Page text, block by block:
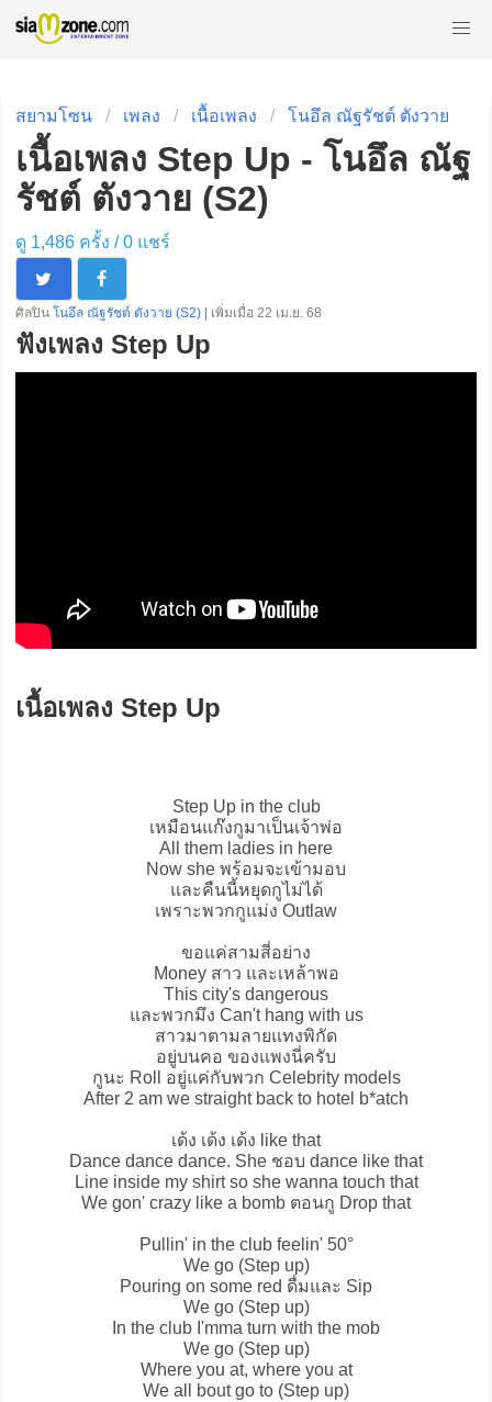
สยามโซน เพลง เนื้อเพลง โนอึล ณัฐรัชต์ ตังวาย
เนื้อเพลง Step Up - โนอึล ณัฐ
รัชต์ ตังวาย (S2)
ดู 1,486 ครั้ง /0แชร์
ศิลปิน โนอึล ณัฐรัชต์ ตังวาย (S2) | เพิ่มเมื่อ 22 เม.ย. 68
ฟังเพลง Step Up
เนื้อเพลง Step Up
Step Upin the club
เหมือนแก๊งกูมาเป็นเจ้าพ่อ
All them ladies in here
Now she พร้อมจะเข้ามอบ
และคืนนี้หยุดกูไม่ได้
เพราะพวกกูแม่ง Outlaw
ขอแค่สามสี่อย่าง
Money สาว และเหล้าพอ
This city's dangerous
และพวกมึง Can't hang with us
สาวมาตามลายแทงพิกัด
อยู่บนคอ ของแพงนี่ครับ
กูนะ Roll อยู่แค่กับพวก Celebrity models
After 2 am we straight back to hotel b*atch
เด้ง เด้ง เด้ง like that
Dance dance dance. She ชอบ dance like that
Line inside my shirt so she wanna touch that
We gon' crazy like a bomb ตอนกู Drop that
Pullin' in the club feelin' 50°
We go (Step up)
Pouring on some red ดื่มและ Sip
We go (Step up)
In the club I'mma turn with the mob
We go (Step up)
Where you at, where you at
We all bout go to (Step up)